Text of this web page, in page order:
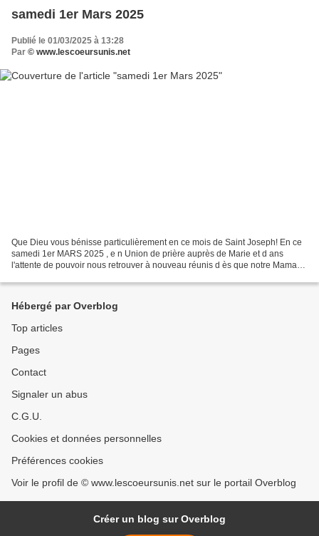
samedi 1er Mars 2025
Publié le 01/03/2025 à 13:28
Par © www.lescoeursunis.net
Que Dieu vous bénisse particulièrement en ce mois de Saint Joseph! En ce
samedi 1er MARS 2025 , e n Union de prière auprès de Marie et d ans
l'attente de pouvoir nous retrouver à nouveau réunis d ès que notre Maman
Hébergé par Overblog
Top articles
Pages
Contact
Signaler un abus
C.G.U.
Cookies et données personnelles
Préférences cookies
Voir le profil de © www.lescoeursunis.net sur le portail Overblog
Créer un blog sur Overblog